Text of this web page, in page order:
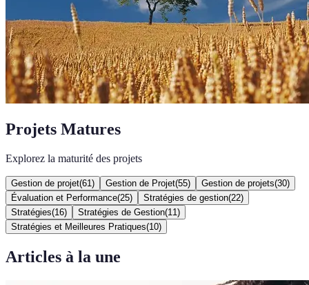
Projets Matures
Explorez la maturité des projets
Gestion de projet(61 ) Gestion de Projet(55) Gestion de projets(30)
Évaluation et Performance(25) Stratégies de gestion(22)
Stratégies(16) Stratégies de Gestion(11 )
Stratégies et Meilleures Pratiques(10)
Articles à la une